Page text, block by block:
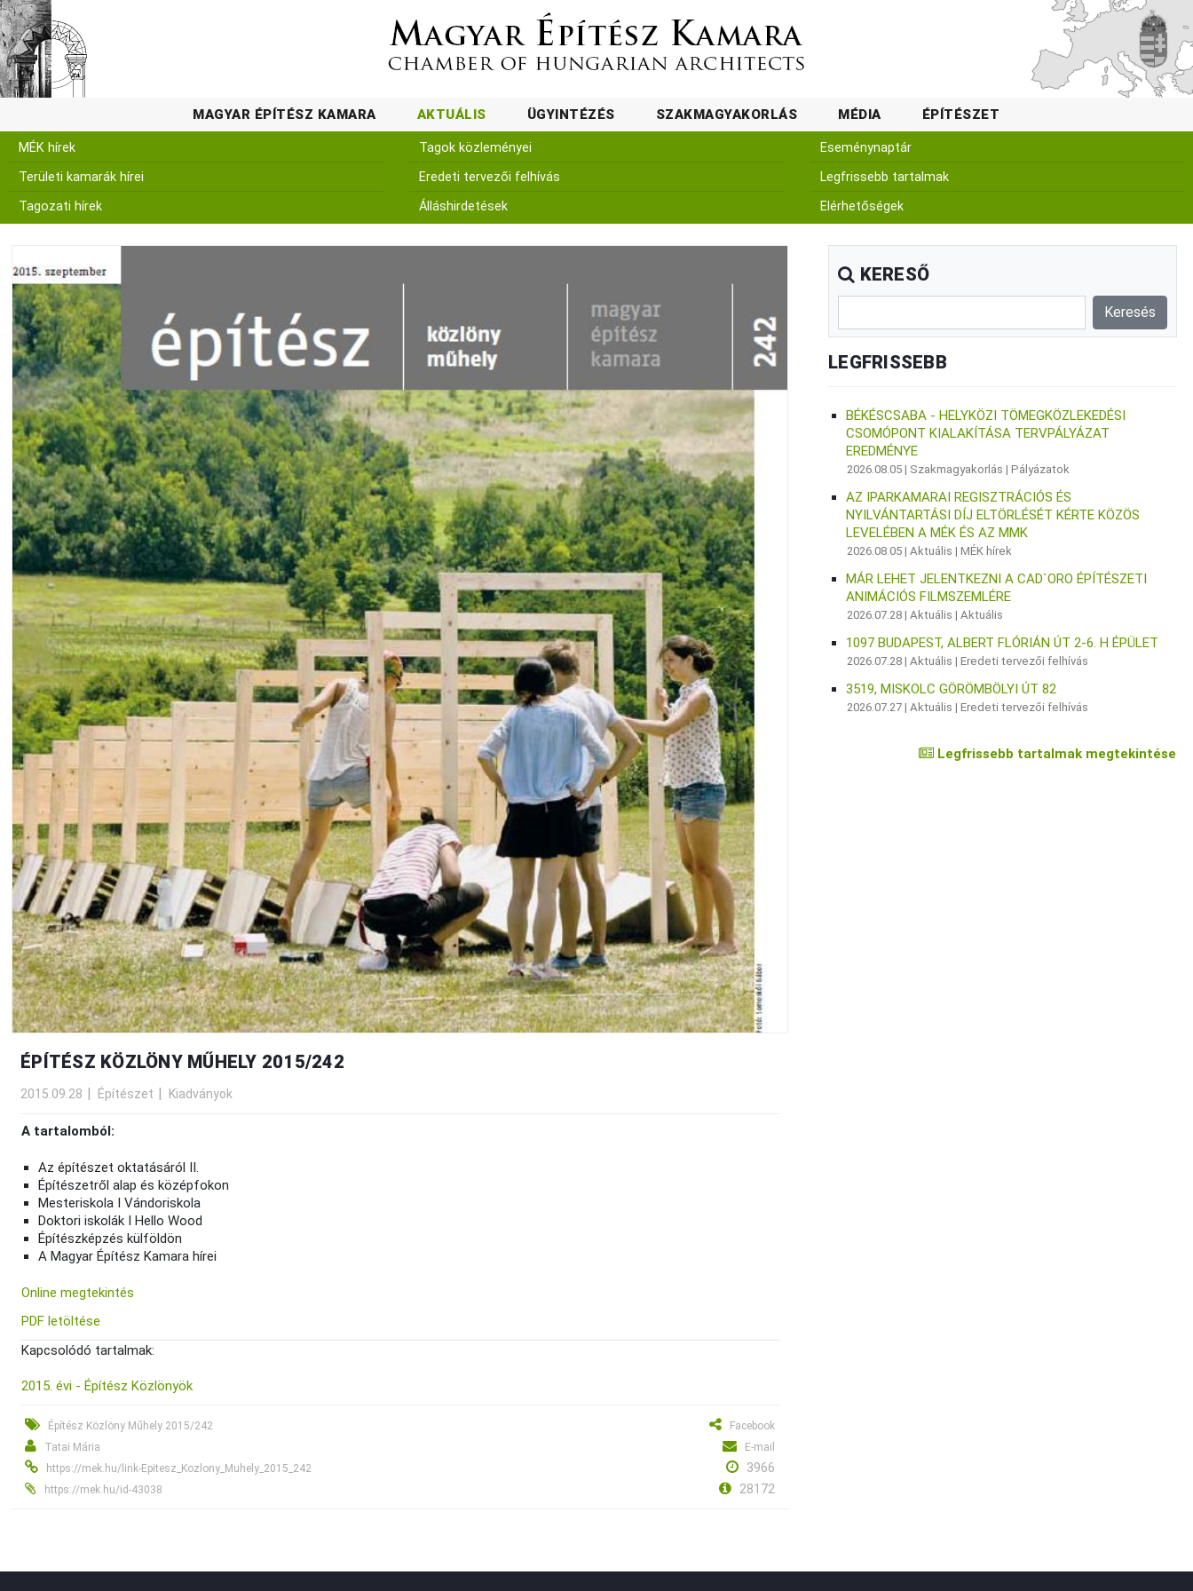
MAGYAR ÉPÍTÉSZ KAMARA AKTUÁLIS ÜGYINTÉZÉS SZAKMAGYAKORLÁS MÉDIA ÉPÍTÉSZET
MÉK hírek
Területi kamarák hírei
Tagozati hírek
Tagok közleményei
Eredeti tervezői felhívás
Álláshirdetések
Eseménynaptár
Legfrissebb tartalmak
Elérhetőségek
ÉPÍTÉSZ KÖZLÖNY MŰHELY 2015/242
2015.09.28 Építészet Kiadványok
A tartalomból:
Az építészet oktatásáról II.
Építészetről alap és középfokon
Mesteriskola I Vándoriskola
Doktori iskolák I Hello Wood
Építészképzés külföldön
A Magyar Építész Kamara hírei
Online megtekintés
PDF letöltése
Kapcsolódó tartalmak:
2015. évi - Építész Közlönyök
Építész Közlöny Műhely 2015/242
Facebook
Tatai Mária
E-mail
https://mek.hu/link-Epitesz_Kozlony_Muhely_2015_242
3966
https://mek.hu/id-43038 28172
KERESŐ
LEGFRISSEBB
BÉKÉSCSABA - HELYKÖZI TÖMEGKÖZLEKEDÉSI
CSOMÓPONT KIALAKÍTÁSA TERVPÁLYÁZAT
EREDMÉNYE
2026.08.05 | Szakmagyakorlás |Pályázatok
AZ IPARKAMARAI REGISZTRÁCIÓS ÉS
NYILVÁNTARTÁSI DÍJ ELTÖRLÉSÉT KÉRTE KÖZÖS
LEVELÉBEN A MÉK ÉS AZ MMK
2026.08.05 |Aktuális |MÉK hírek
MÁR LEHET JELENTKEZNI A CAD`ORO ÉPÍTÉSZETI
ANIMÁCIÓS FILMSZEMLÉRE
2026.07.28 |Aktuális |Aktuális
1097 BUDAPEST, ALBERT FLÓRIÁN ÚT 2-6. H ÉPÜLET
2026.07.28 |Aktuális |Eredeti tervezői felhívás
3519, MISKOLC GÖRÖMBÖLYI ÚT 82
2026.07.27 |Aktuális |Eredeti tervezői felhívás
Legfrissebb tartalmak megtekintése